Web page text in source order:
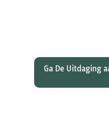
Ga De Uitdaging